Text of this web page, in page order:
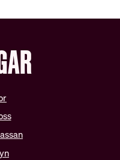
forsknings- och
för Hotell
och Restauranger
Kollektivavtalet